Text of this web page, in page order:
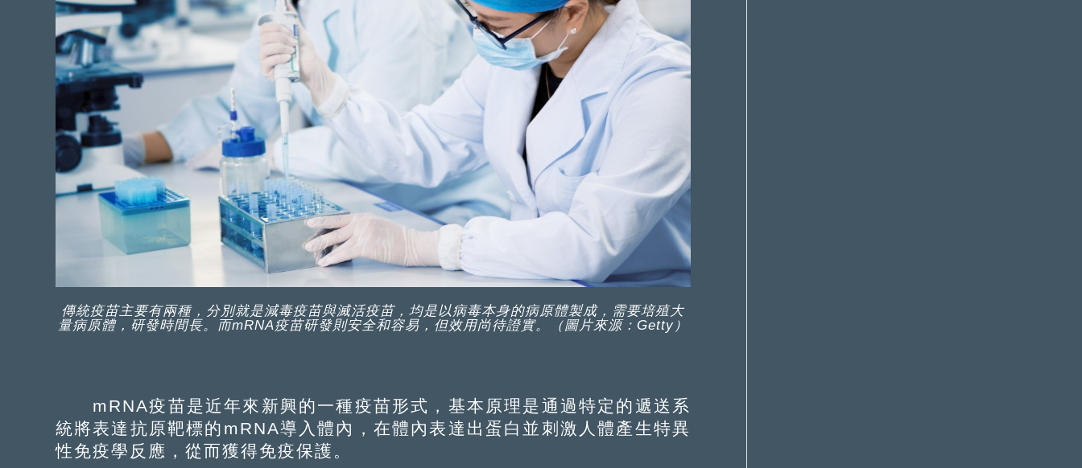
傳統疫苗主要有兩種，分別就是減毒疫苗與滅活疫苗，均是以病毒本身的病原體製成，需要培殖大
量病原體，研發時間長。而mRNA疫苗研發則安全和容易，但效用尚待證實。（圖片來源：Getty）
mRNA疫苗是近年來新興的一種疫苗形式，基本原理是通過特定的遞送系
統將表達抗原靶標的mRNA導入體內，在體內表達出蛋白並刺激人體產生特異
性免疫學反應，從而獲得免疫保護。